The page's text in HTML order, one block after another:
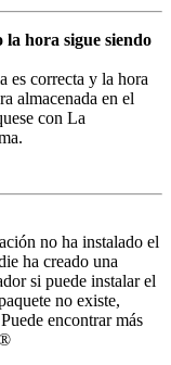
hora sigue siendo
es correcta y la hora
almacenada en el
con La
no ha instalado el
ha creado una
si puede instalar el
no existe,
encontrar más